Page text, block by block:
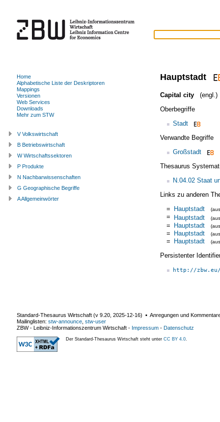
Hauptstadt
Capital city
(engl.)
Oberbegriffe
Stadt
Verwandte Begriffe
Großstadt
Thesaurus
N.04.02 Staat
Links zu anderen
= Hauptstadt
= Hauptstadt
= Hauptstadt
= Hauptstadt
= Hauptstadt
Persistenter
http://
Home
Alphabetische Liste der Deskriptoren
Mappings
Versionen
Web Services
Downloads
Mehr zum STW
V Volkswirtschaft
B Betriebswirtschaft
W Wirtschaftssektoren
P Produkte
N Nachbarwissenschaften
G Geographische Begriffe
A Allgemeinwörter
Standard-Thesaurus Wirtschaft (v 9.20 2025-12-16) ▪ Anregungen und
Mailinglisten: stw-announce stw-user
ZBW - Leibniz-Informationszentrum Wirtschaft - Impressum - Datenschutz
Der Standard-Thesaurus Wirtschaft steht unter CC BY 4.0